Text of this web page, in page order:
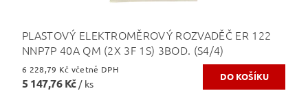
PLASTOVÝ ELEKTROMĚROVÝ ROZVADĚČ ER 122
NNP7P 40A QM (2X 3F 1S) 3BOD. (S4/4)
6 228,79 Kč včetně DPH
5 147,76 Kč / ks